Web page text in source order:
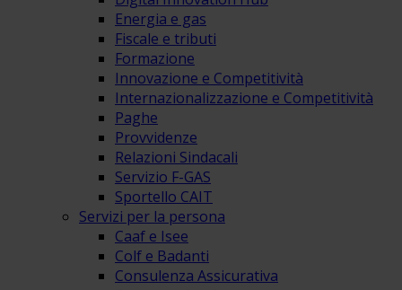
Energia e gas
Fiscale e tributi
Formazione
Innovazione e Competitività
Internazionalizzazione e Competitività
Paghe
Provvidenze
Relazioni Sindacali
Servizio F-GAS
Sportello CAIT
Servizi per la persona
Caaf e Isee
Colf e Badanti
Consulenza Assicurativa